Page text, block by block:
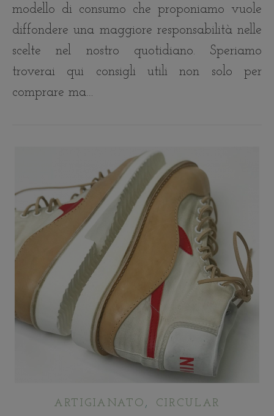
modello di consumo che proponiamo vuole
diffondere una maggiore responsabilità nelle
scelte nel nostro quotidiano. Speriamo
troverai qui consigli utili non solo per
comprare ma…
ARTIGIANATO ,
CIRCULAR